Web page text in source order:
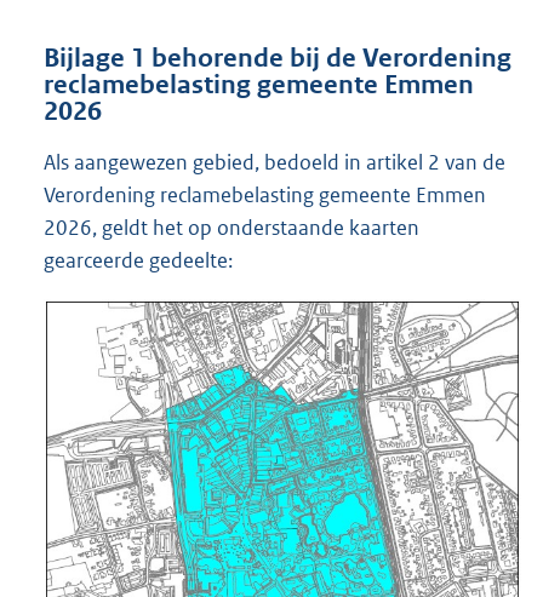
Bijlage 1 behorende bij de Verordening
reclamebelasting gemeente Emmen
2026
Als aangewezen gebied, bedoeld in artikel 2 van de
Verordening reclamebelasting gemeente Emmen
2026, geldt het op onderstaande kaarten
gearceerde gedeelte: